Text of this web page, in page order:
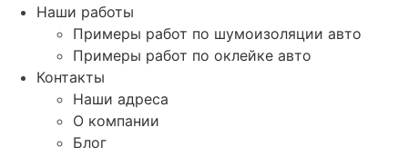
Наши работы
Примеры работ по шумоизоляции авто
Примеры работ по оклейке авто
Контакты
Наши адреса
О компании
Блог